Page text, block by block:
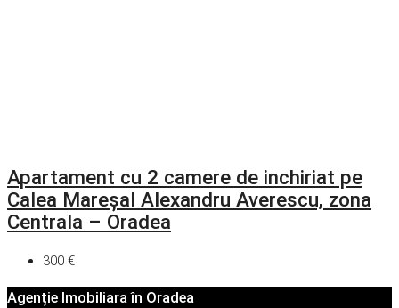
Apartament cu 2 camere de inchiriat pe
Calea Mareșal Alexandru Averescu, zona
Centrala – Oradea
300 €
Agenție Imobiliara în Oradea